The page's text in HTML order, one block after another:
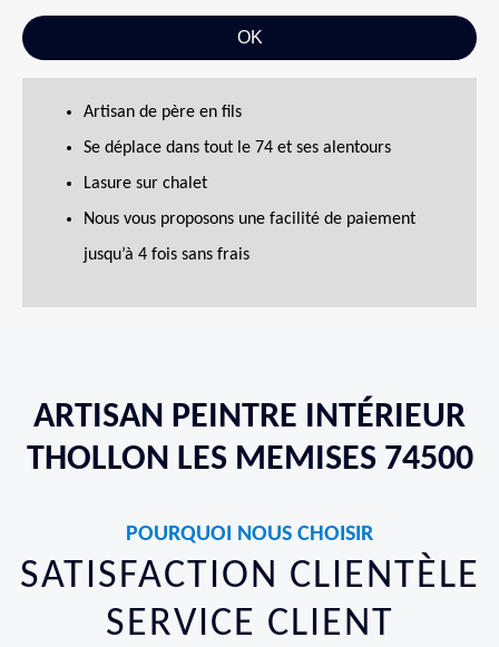
Artisan de père en fils
Se déplace dans tout le 74 et ses alentours
Lasure sur chalet
Nous vous proposons une facilité de paiement
jusqu’à 4 fois sans frais
ARTISAN PEINTRE INTÉRIEUR
THOLLON LES MEMISES 74500
POURQUOI NOUS CHOISIR
SATISFACTION CLIENTÈLE
SERVICE CLIENT